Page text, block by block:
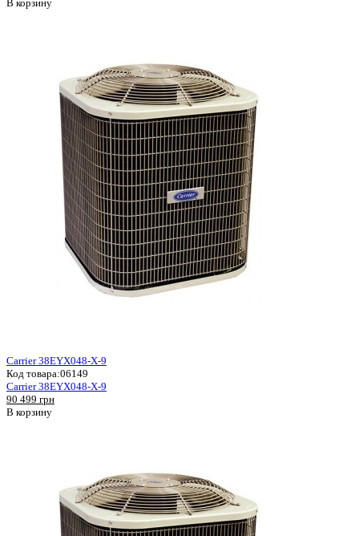
В корзину
Carrier 38EYX048-X-9
Код товара:06149
Carrier 38EYX048-X-9
90 499 грн
В корзину